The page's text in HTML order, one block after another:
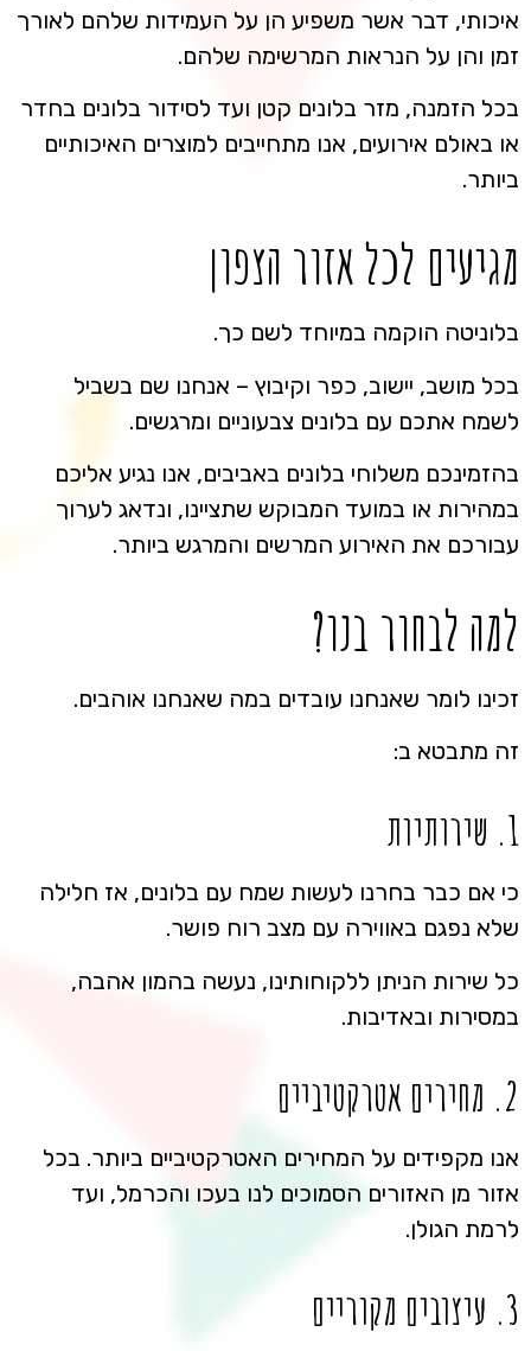
איכותי, דבר אשר משפיע הן על העמידות שלהם לאורך
זמן והן על הנראות המרשימה שלהם.
בכל הזמנה, מזר בלונים קטן ועד לסידור בלונים בחדר
או באולם אירועים, אנו מתחייבים למוצרים האיכותיים
ביותר.
מגיעים לכל אזור הצפון
בלוניטה הוקמה במיוחד לשם כך.
בכל מושב, יישוב, כפר וקיבוץ – אנחנו שם בשביל
לשמח אתכם עם בלונים צבעוניים ומרגשים.
בהזמינכם משלוחי בלונים באביבים, אנו נגיע אליכם
במהירות או במועד המבוקש שתציינו, ונדאג לערוך
עבורכם את האירוע המרשים והמרגש ביותר.
למה לבחור בנו?
זכינו לומר שאנחנו עובדים במה שאנחנו אוהבים.
זה מתבטא ב:
1. שירותיות
כי אם כבר בחרנו לעשות שמח עם בלונים, אז חלילה
שלא נפגם באווירה עם מצב רוח פושר.
כל שירות הניתן ללקוחותינו, נעשה בהמון אהבה,
במסירות ובאדיבות.
2. מחירים אטרקטיביים
אנו מקפידים על המחירים האטרקטיביים ביותר. בכל
אזור מן האזורים הסמוכים לנו בעכו והכרמל, ועד
לרמת הגולן.
3. עיצובים מקוריים